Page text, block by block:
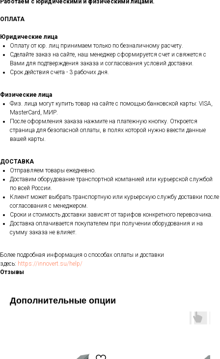
Работаем с юридическими и физическими лицами.
ОПЛАТА
Юридические лица
Оплату от юр. лиц принимаем только по безналичному расчету.
Сделайте заказ на сайте, наш менеджер сформируется счет и свяжется с
Вами для подтверждения заказа и согласования условий доставки.
Срок действия счета - 3 рабочих дня.
Физические лица
Физ. лица могут купить товар на сайте с помощью банковской карты: VISA,
MasterCard, МИР.
После оформления заказа нажмите на платежную кнопку. Откроется
страница для безопасной оплаты, в полях которой нужно ввести данные
вашей карты.
ДОСТАВКА
Отправляем товары ежедневно.
Доставим оборудование транспортной компанией или курьерской службой
по всей России.
Клиент может выбрать транспортную или курьерскую службу доставки после
согласования с менеджером.
Сроки и стоимость доставки зависят от тарифов конкретного перевозчика.
Доставка оплачивается покупателем при получении оборудования и на
сумму заказа не влияет.
Более подробная информация о способах оплаты и доставки
здесь: https://innovert.su/help/
Отзывы
Дополнительные опции